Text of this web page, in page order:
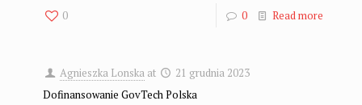
0 0 Read more
Agnieszka Lonska at
21 grudnia 2023
Dofinansowanie GovTech Polska